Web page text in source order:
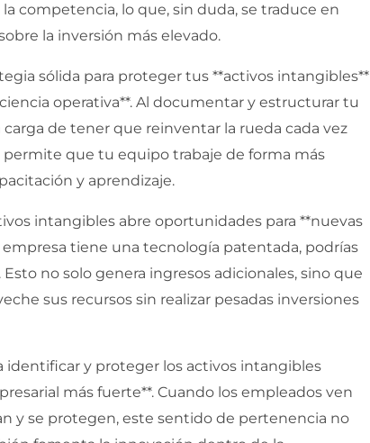
competencia, lo que, sin duda, se traduce en
la inversión más elevado.
sólida para proteger tus **activos intangibles**
operativa**. Al documentar y estructurar tu
de tener que reinventar la rueda cada vez
que tu equipo trabaje de forma más
y aprendizaje.
intangibles abre oportunidades para **nuevas
tiene una tecnología patentada, podrías
no solo genera ingresos adicionales, sino que
sus recursos sin realizar pesadas inversiones
identificar y proteger los activos intangibles
más fuerte**. Cuando los empleados ven
y se protegen, este sentido de pertenencia no